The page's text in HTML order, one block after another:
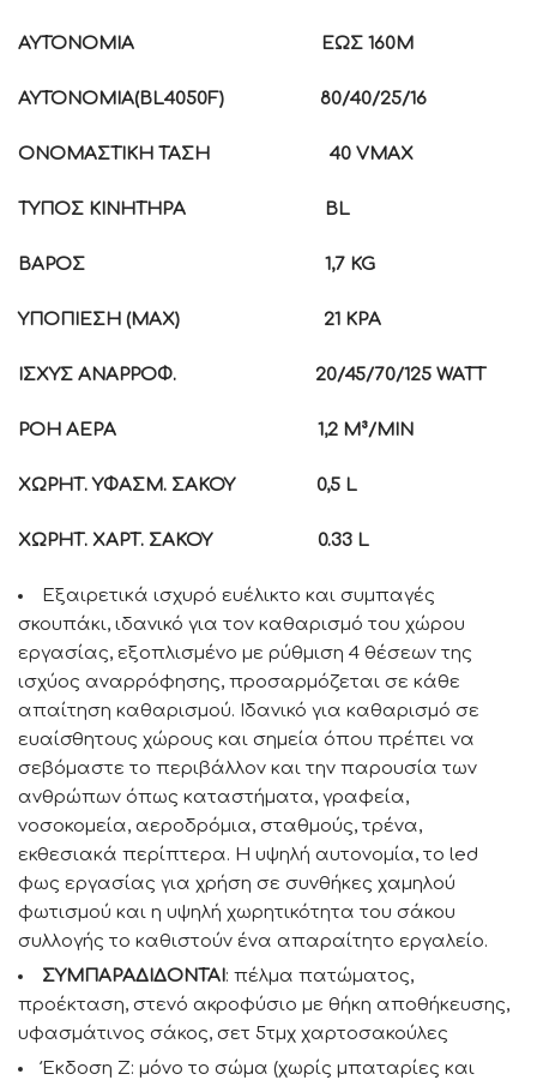
ΑΥΤΟΝΟΜΙΑ ΕΩΣ 160M
ΑΥΤΟΝΟΜΙΑ(BL4050F) 80/40/25/16
ΟΝΟΜΑΣΤΙΚΗ ΤΑΣΗ 40 VMAX
ΤΥΠΟΣ ΚΙΝΗΤΗΡΑ BL
ΒΑΡΟΣ 1,7 KG
ΥΠΟΠΙΕΣΗ (MAX) 21 KPA
ΙΣΧΥΣ ΑΝΑΡΡΟΦ. 20/45/70/125 WATT
ΡΟΗ ΑΕΡΑ 1,2 M³/MIN
ΧΩΡΗΤ. ΥΦΑΣΜ. ΣΑΚΟΥ 0,5 L
ΧΩΡΗΤ. ΧΑΡΤ. ΣΑΚΟΥ 0.33 L
Εξαιρετικά ισχυρό ευέλικτο και συμπαγές
σκουπάκι, ιδανικό για τον καθαρισμό του χώρου
εργασίας, εξοπλισμένο με ρύθμιση 4 θέσεων της
ισχύος αναρρόφησης, προσαρμόζεται σε κάθε
απαίτηση καθαρισμού. Ιδανικό για καθαρισμό σε
ευαίσθητους χώρους και σημεία όπου πρέπει να
σεβόμαστε το περιβάλλον και την παρουσία των
ανθρώπων όπως καταστήματα, γραφεία,
νοσοκομεία, αεροδρόμια, σταθμούς, τρένα,
εκθεσιακά περίπτερα. Η υψηλή αυτονομία, το led
φως εργασίας για χρήση σε συνθήκες χαμηλού
φωτισμού και η υψηλή χωρητικότητα του σάκου
συλλογής το καθιστούν ένα απαραίτητο εργαλείο.
ΣΥΜΠΑΡΑΔΙΔΟΝΤΑΙ: πέλμα πατώματος,
προέκταση, στενό ακροφύσιο με θήκη αποθήκευσης,
υφασμάτινος σάκος, σετ 5τμχ χαρτοσακούλες
Έκδοση Ζ: μόνο το σώμα (χωρίς μπαταρίες και